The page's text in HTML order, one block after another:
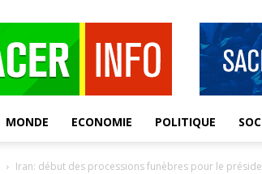
MONDE ECONOMIE POLITIQUE
Iran: début des processions funèbres pour le